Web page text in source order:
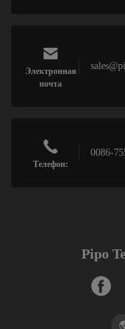
Электронная
почта
Телефон:
0086-
Pipo